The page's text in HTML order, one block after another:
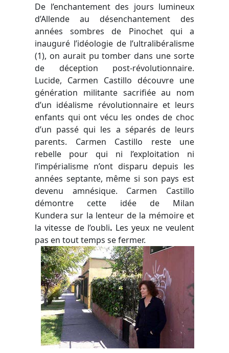
De l’enchantement des jours lumineux
d’Allende au désenchantement des
années sombres de Pinochet qui a
inauguré l’idéologie de l’ultralibéralisme
(1), on aurait pu tomber dans une sorte
de déception post-révolutionnaire.
Lucide, Carmen Castillo découvre une
génération militante sacrifiée au nom
d’un idéalisme révolutionnaire et leurs
enfants qui ont vécu les ondes de choc
d’un passé qui les a séparés de leurs
parents. Carmen Castillo reste une
rebelle pour qui ni l’exploitation ni
l’impérialisme n’ont disparu depuis les
années septante, même si son pays est
devenu amnésique. Carmen Castillo
démontre cette idée de Milan
Kundera sur la lenteur de la mémoire et
la vitesse de l’oubli. Les yeux ne veulent
pas en tout temps se fermer.